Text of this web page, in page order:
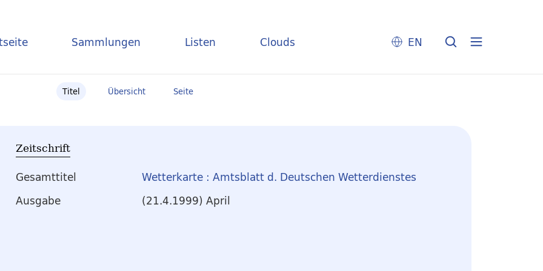
Sammlungen Listen Clouds EN
Titel Übersicht Seite
Zeitschrift
Gesamttitel
Wetterkarte : Amtsblatt d. Deutschen Wetterdienstes
Ausgabe
(21.4.1999) April